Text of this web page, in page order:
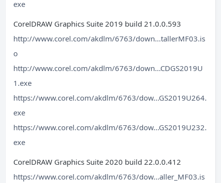
exe
CorelDRAW Graphics Suite 2019 build 21.0.0.593
http://www.corel.com/akdlm/6763/down...tallerMF03.is
o
http://www.corel.com/akdlm/6763/down...CDGS2019U
1.exe
https://www.corel.com/akdlm/6763/dow...GS2019U264.
exe
https://www.corel.com/akdlm/6763/dow...GS2019U232.
exe
CorelDRAW Graphics Suite 2020 build 22.0.0.412
https://www.corel.com/akdlm/6763/dow...aller_MF03.is